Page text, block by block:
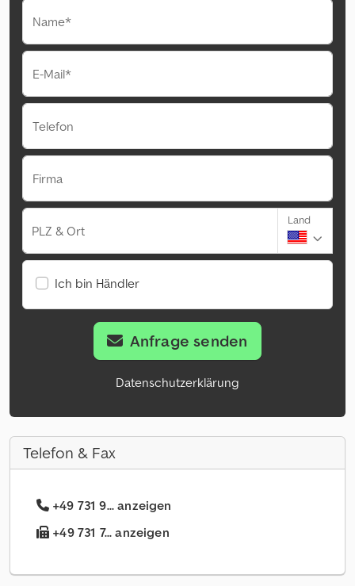
Name*
E-Mail*
Telefon
Firma
PLZ & Ort
Land
Ich bin Händler
Anfrage senden
Datenschutzerklärung
Telefon & Fax
+49 731 9... anzeigen
+49 731 7... anzeigen